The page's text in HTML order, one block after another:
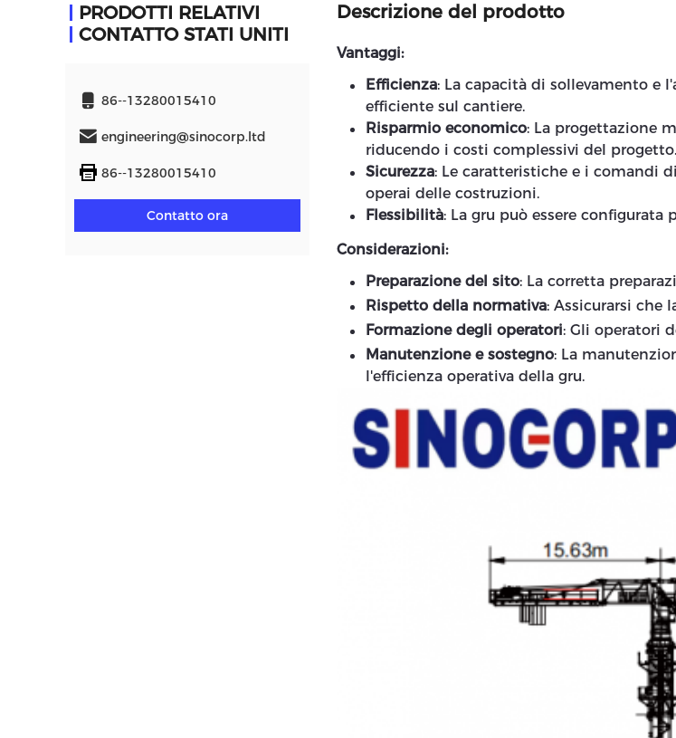
PRODOTTI RELATIVI
CONTATTO STATI UNITI
86--13280015410
engineering@sinocorp.ltd
86--13280015410
Contatto ora
Descrizione del prodotto
Vantaggi:
Efficienza: La capacità di sollevamento e
efficiente sul cantiere.
Risparmio economico: La progettazione
riducendo i costi complessivi del progetto.
Sicurezza: Le caratteristiche e i comandi
operai delle costruzioni.
Flessibilità: La gru può essere configurata
Considerazioni:
Preparazione del sito: La corretta
Rispetto della normativa: Assicurarsi che
Formazione degli operatori: Gli operatori
Manutenzione e sostegno: La
l'efficienza operativa della gru.